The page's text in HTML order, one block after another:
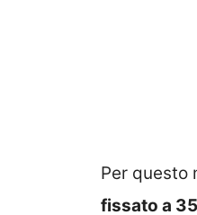
Per questo
fissato a